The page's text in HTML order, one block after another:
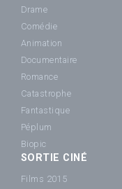
Drame
Comédie
Animation
Documentaire
Romance
Catastrophe
Fantastique
Péplum
Biopic
SORTIE CINÉ
Films 2015